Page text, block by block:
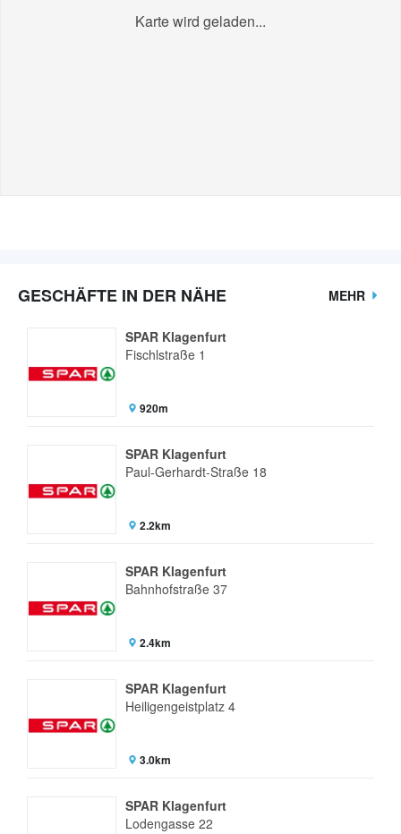
Karte wird geladen...
GESCHÄFTE IN DER NÄHE MEHR
SPAR Klagenfurt
Fischlstraße 1
920m
SPAR Klagenfurt
Paul-Gerhardt-Straße 18
2.2km
SPAR Klagenfurt
Bahnhofstraße 37
2.4km
SPAR Klagenfurt
Heiligengeistplatz 4
3.0km
SPAR Klagenfurt
Lodengasse 22